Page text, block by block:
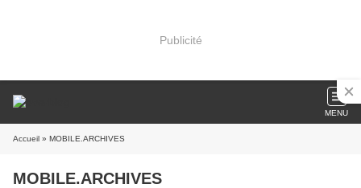
Publicité
MENU
Accueil » MOBILE.ARCHIVES
MOBILE.ARCHIVES